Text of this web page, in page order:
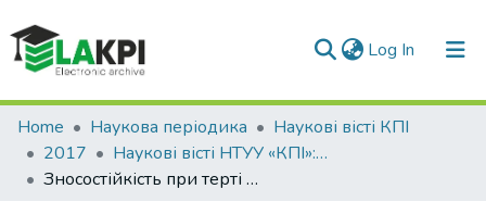
Log In (current)
Communities & Collections
All of DSpace
Home Наукова періодика
Наукові вісті КПІ
2017
Наукові вісті НТУУ «КПІ»: міжнародний науково-технічний журнал, № 1(111)
Зносостійкість при терті в парі з закріпленим абразивом композиційних матеріалів на основі заліза і самофлюсівних сплавів